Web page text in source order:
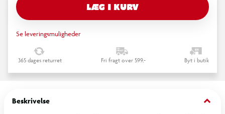
LÆG I KURV
Se leveringsmuligheder
365 dages returret Fri fragt over 599,- Byt i butik
Beskrivelse keyboard_arrow_down